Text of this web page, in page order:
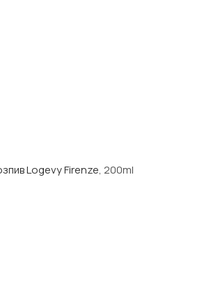
Logevy Firenze, 200ml